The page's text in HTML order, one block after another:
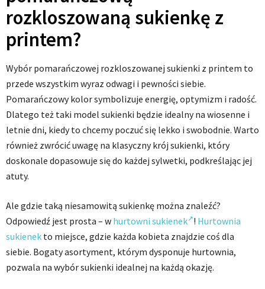
rozkloszowaną sukienkę z
printem?
Wybór pomarańczowej rozkloszowanej sukienki z printem to
przede wszystkim wyraz odwagi i pewności siebie.
Pomarańczowy kolor symbolizuje energię, optymizm i radość.
Dlatego też taki model sukienki będzie idealny na wiosenne i
letnie dni, kiedy to chcemy poczuć się lekko i swobodnie. Warto
również zwrócić uwagę na klasyczny krój sukienki, który
doskonale dopasowuje się do każdej sylwetki, podkreślając jej
atuty.
Ale gdzie taką niesamowitą sukienkę można znaleźć?
Odpowiedź jest prosta – w hurtowni sukienek ! Hurtownia
sukienek to miejsce, gdzie każda kobieta znajdzie coś dla
siebie. Bogaty asortyment, którym dysponuje hurtownia,
pozwala na wybór sukienki idealnej na każdą okazję.